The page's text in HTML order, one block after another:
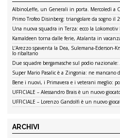
AlbinoLeffe, un Generali in porta. Mercoledì a
Primo Trofeo Disinberg: triangolare da sogno il
Una nuova squadra in Terza: ecco la Lokomotiv
Kamaldeen torna dalle ferie, Atalanta in
L’Arezzo spaventa la Dea, Sulemana-Ederson-
lo ribaltano
Due squadre bergamasche sul podio nazionale:
Super Mario Pasalic è a Zingonia: ne mancano
Bene i nuovi, i Primavera e i veterani meglio:
UFFICIALE – Alessandro Brais è un nuovo
UFFICIALE – Lorenzo Gandolfi è un nuovo
ARCHIVI